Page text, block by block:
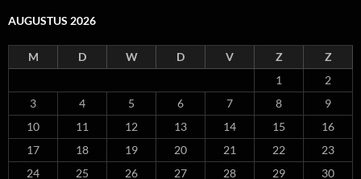
AUGUSTUS 2026
M D W D V Z
Z
1
2
3
4 5 6 7 8
9
10
11 12 13 14 15
16
17
18 19 20 21 22
23
24
25 26 27 28 29
30